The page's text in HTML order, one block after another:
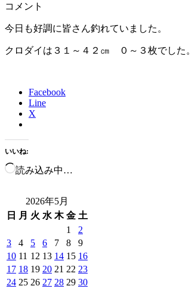
コメント
今日も好調に皆さん釣れていました。
クロダイは３１～４２㎝ ０～３枚でした。
Facebook
Line
X
いいね:
読み込み中…
2026年5月
日
月 火 水 木 金 土
1
2
3
4 5 6 7 8
9
10 11 12 13 14 15 16
17 18 19 20 21 22 23
24 25 26 27 28 29 30